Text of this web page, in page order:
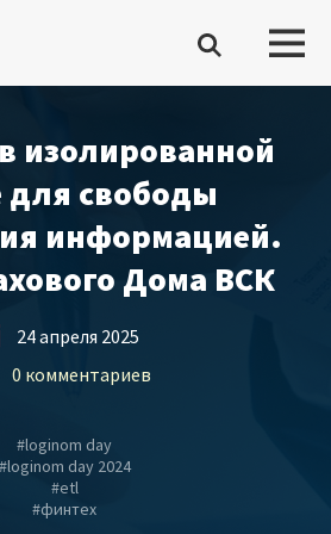
редакцию
trial сервера
изолированной
для свободы
информацией.
Дома ВСК
24 апреля 2025
0 комментариев
#loginom day
#loginom day 2024
#etl
#финтех